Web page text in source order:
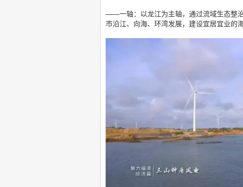
——一轴：以龙江为主轴，通过流域生态整
市沿江、向海、环湾发展，建设宜居宜业的海